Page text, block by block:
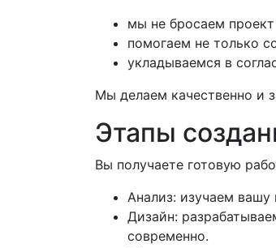
мы не бросаем проект
помогаем не только
укладываемся в
Мы делаем качественно и
Этапы
Вы получаете готовую
Анализ: изучаем
Дизайн:
современно.